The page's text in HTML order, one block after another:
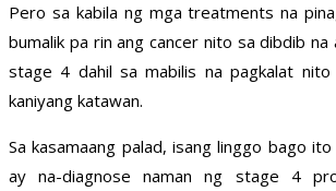
Pero sa kabila ng mga treatments na
bumalik pa rin ang cancer nito sa dibdib
stage 4 dahil sa mabilis na pagkalat
kaniyang katawan.
Sa kasamaang palad, isang linggo bago
ay na-diagnose naman ng stage 4